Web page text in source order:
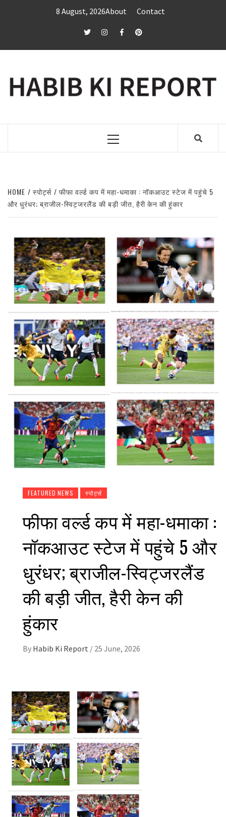
8 August, 2026About Contact
twitterInstagramFacebookPinterest
Primary
HOME स्पोर्ट्स
फीफा वर्ल्ड कप में महा-धमाका : नॉकआउट स्टेज में पहुंचे 5
और धुरंधर; ब्राजील-स्विट्जरलैंड की बड़ी जीत, हैरी केन की हुंकार
FEATURED NEWS स्पोर्ट्स
फीफा वर्ल्ड कप में महा-धमाका :
नॉकआउट स्टेज में पहुंचे 5 और
धुरंधर; ब्राजील-स्विट्जरलैंड
की बड़ी जीत, हैरी केन की
हुंकार
By Habib Ki Report / 25 June, 2026